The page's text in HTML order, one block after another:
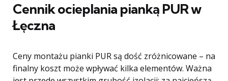
Cennik ocieplania pianką PUR w
Łęczna
Ceny montażu pianki PUR są dość zróżnicowane – na
finalny koszt może wpływać kilka elementów. Ważna